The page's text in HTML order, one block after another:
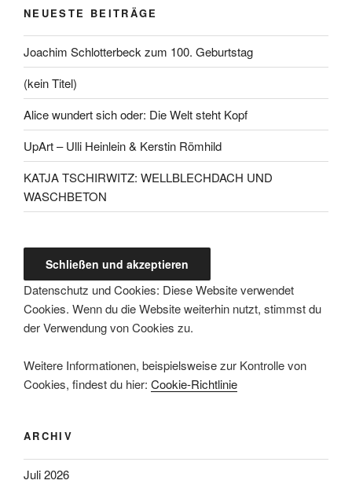
NEUESTE BEITRÄGE
Joachim Schlotterbeck zum 100. Geburtstag
(kein Titel)
Alice wundert sich oder: Die Welt steht Kopf
UpArt – Ulli Heinlein & Kerstin Römhild
KATJA TSCHIRWITZ: WELLBLECHDACH UND
WASCHBETON
Datenschutz und Cookies: Diese Website verwendet
Cookies. Wenn du die Website weiterhin nutzt, stimmst du
der Verwendung von Cookies zu.
Weitere Informationen, beispielsweise zur Kontrolle von
Cookies, findest du hier: Cookie-Richtlinie
ARCHIV
Juli 2026